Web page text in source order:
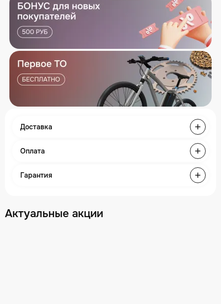
Доставка
Оплата
Гарантия
Актуальные акции